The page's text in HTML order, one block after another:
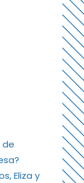
de
Eliza y